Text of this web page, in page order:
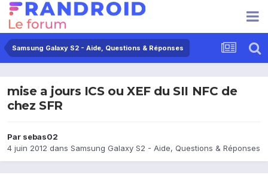
Samsung Galaxy S2 - Aide, Questions & Réponses
mise a jours ICS ou XEF du SII NFC de
chez SFR
Par sebas02
4 juin 2012 dans Samsung Galaxy S2 - Aide, Questions & Réponses